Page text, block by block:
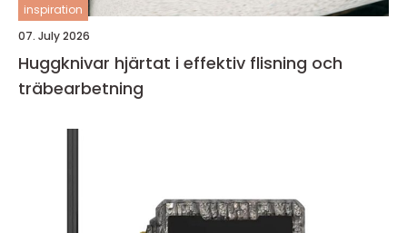
inspiration
07. July 2026
Huggknivar hjärtat i effektiv flisning och
träbearbetning